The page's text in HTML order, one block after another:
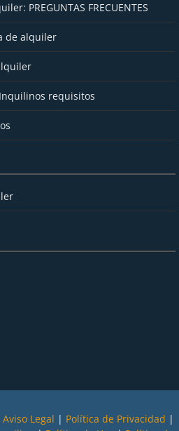
PREGUNTAS FRECUENTES
de alquiler
requisitos
Aviso Legal | Política de Privacidad |